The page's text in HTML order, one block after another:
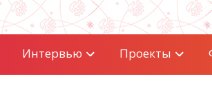
Интервью Проекты